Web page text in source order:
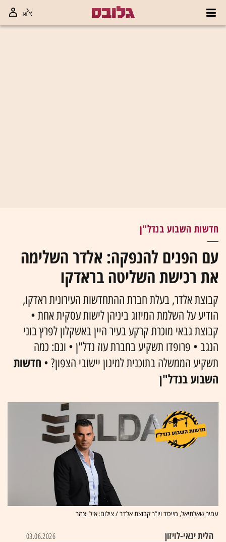
חדשות השבוע בנדל"ן
עם הפנים להנפקה: אלדר השלימה
את רכישת השליטה בראדקו
קבוצת אלדר, בעלת חברת ההתחדשות העירונית ראדקו,
הודיע על השלמת המיזוג ביניהן לישות עסקית אחת •
קבוצת גבאי מוכרת קרקע בעיר היין באשקלון לפרץ בוני
הנגב • פרופדו תשקיע בחברת עוז נדל"ן • וגם: כמה
תשקיע הממשלה בתוכנית למיגון יישובי הצפון? • חדשות
השבוע בנדל"ן
עמיר שאלתיאל, מייסד ויו”ר קבוצת אלדר / צילום: איל יצהר
הלית ינאי-לויזון 03.06.2026